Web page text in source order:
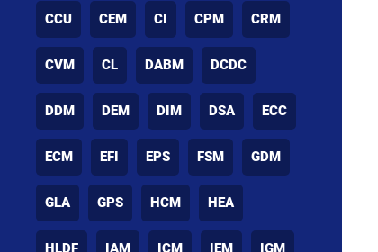
CCU CEM CI CPM CRM
CVM CL DABM DCDC
DDM DEM DIM DSA ECC
ECM EFI EPS FSM GDM
GLA GPS HCM HEA
HLDF IAM ICM IEM IGM